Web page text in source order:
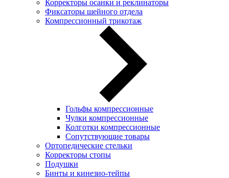
Корректоры осанки и реклинаторы
Фиксаторы шейного отдела
Компрессионный трикотаж
Гольфы компрессионные
Чулки компрессионные
Колготки компрессионные
Сопутствующие товары
Ортопедические стельки
Корректоры стопы
Подушки
Бинты и кинезио-тейпы